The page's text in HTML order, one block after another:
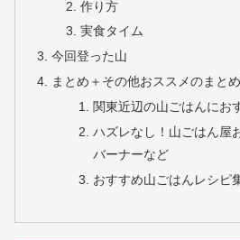
作り方
実食タイム
今回登った山
まとめ＋その他おススメのまと
関東近辺の山ごはんにお
ハズレなし！山ごはん屋
バーナーなど
おすすめ山ごはんレシピ